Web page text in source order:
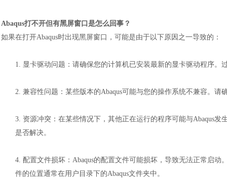
Abaqus打不开但有黑屏窗口是怎么回事 ？
如果在打开Abaqus时出现黑屏窗口，可能是由于以下原因之一导致的：
1. 显卡驱动问题：请确保您的计算机已安装最新的显卡驱动程序。
2. 兼容性问题：某些版本的Abaqus可能与您的操作系统不兼容。请
3. 资源冲突：在某些情况下，其他正在运行的程序可能与Abaqus发
是否解决。
4. 配置文件损坏： Abaqus的配置文件可能损坏，导致无法正常启动
件的位置通常在用户目录下的Abaqus文件夹中。
汽车交通